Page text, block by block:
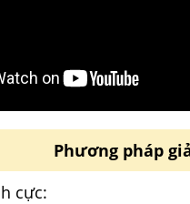
Phương pháp
cực: